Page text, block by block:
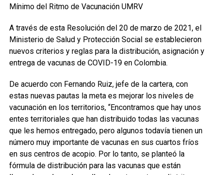
Mínimo del Ritmo de Vacunación UMRV
A través de esta Resolución del 20 de marzo de 2021, el
Ministerio de Salud y Protección Social se establecieron
nuevos criterios y reglas para la distribución, asignación y
entrega de vacunas de COVID-19 en Colombia.
De acuerdo con Fernando Ruiz, jefe de la cartera, con
estas nuevas pautas la meta es mejorar los niveles de
vacunación en los territorios, “Encontramos que hay unos
entes territoriales que han distribuido todas las vacunas
que les hemos entregado, pero algunos todavía tienen un
número muy importante de vacunas en sus cuartos fríos
en sus centros de acopio. Por lo tanto, se planteó la
fórmula de distribución para las vacunas que están